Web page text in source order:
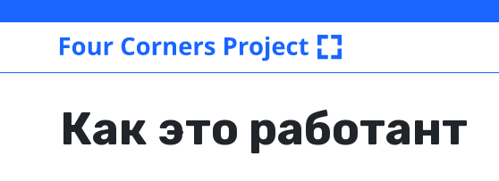
Four
Corners
Project
Как это работант